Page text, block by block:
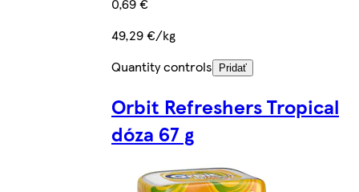
49,29 €/kg
Quantity controls
Pridať
Orbit Refreshers Tropical
dóza 67 g